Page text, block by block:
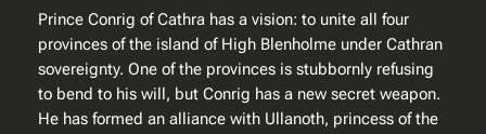
u
e
r
o
r
Prince Conrig of Cathra has a vision: to unite all four
provinces of the island of High Blenholme under Cathran
sovereignty. One of the provinces is stubbornly refusing
to bend to his will, but Conrig has a new secret weapon.
He has formed an alliance with Ullanoth, princess of the